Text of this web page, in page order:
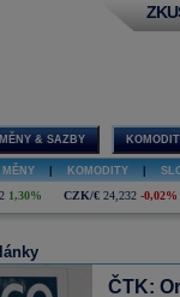
MĚNY & SAZBY
MĚNY KOMODITY
1,30% CZK/€ 24,232 -0,02%
ČTK: